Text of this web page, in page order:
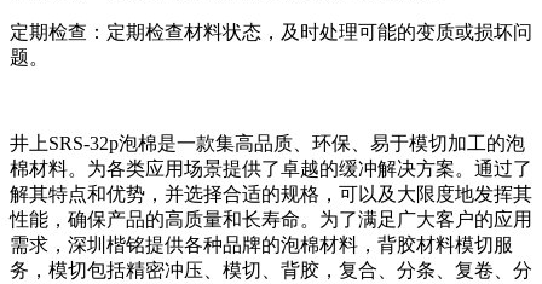
定期检查：定期检查材料状态，及时处理可能的变质或损坏问
题。
井上SRS-32p泡棉是一款集高品质、环保、易于模切加工的泡
棉材料。为各类应用场景提供了卓越的缓冲解决方案。通过了
解其特点和优势，并选择合适的规格，可以及大限度地发挥其
性能，确保产品的高质量和长寿命。为了满足广大客户的应用
需求，深圳楷铭提供各种品牌的泡棉材料，背胶材料模切服
务，模切包括精密冲压、模切、背胶，复合、分条、复卷、分